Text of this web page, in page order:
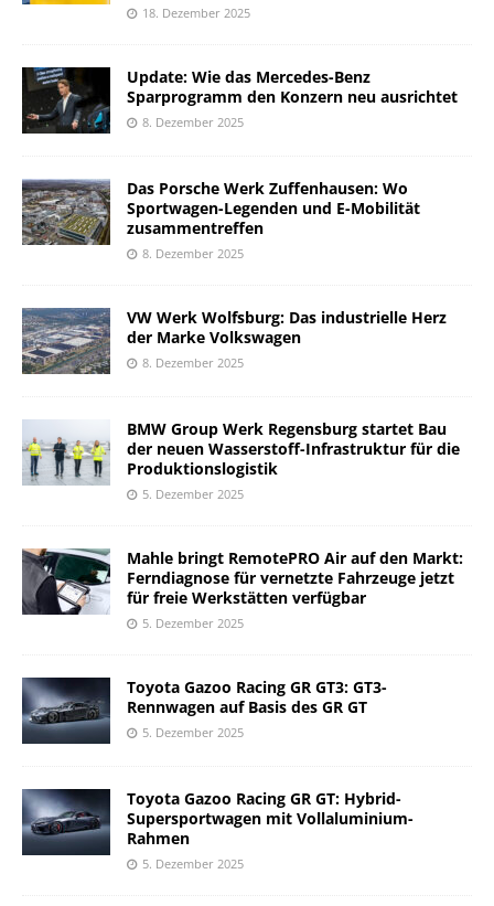
18. Dezember 2025
Update: Wie das Mercedes-Benz
Sparprogramm den Konzern neu ausrichtet
8. Dezember 2025
Das Porsche Werk Zuffenhausen: Wo
Sportwagen-Legenden und E-Mobilität
zusammentreffen
8. Dezember 2025
VW Werk Wolfsburg: Das industrielle Herz
der Marke Volkswagen
8. Dezember 2025
BMW Group Werk Regensburg startet Bau
der neuen Wasserstoff-Infrastruktur für die
Produktionslogistik
5. Dezember 2025
Mahle bringt RemotePRO Air auf den Markt:
Ferndiagnose für vernetzte Fahrzeuge jetzt
für freie Werkstätten verfügbar
5. Dezember 2025
Toyota Gazoo Racing GR GT3: GT3-
Rennwagen auf Basis des GR GT
5. Dezember 2025
Toyota Gazoo Racing GR GT: Hybrid-
Supersportwagen mit Vollaluminium-
Rahmen
5. Dezember 2025